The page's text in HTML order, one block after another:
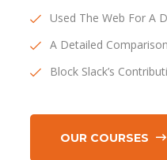
Used The Web For A
A Detailed
Block Slack’s
OUR COURSES